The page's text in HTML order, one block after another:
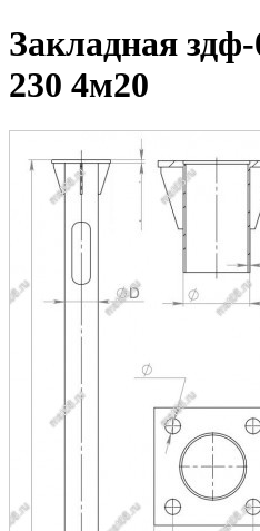
Закладная
230 4м20